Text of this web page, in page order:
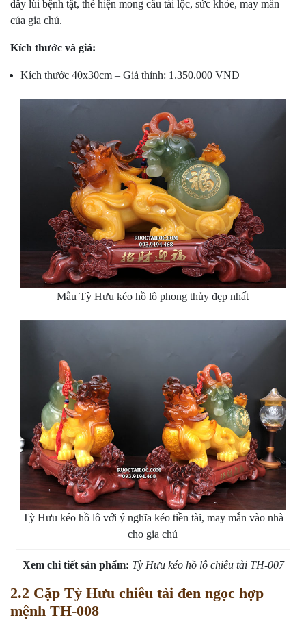
đẩy lùi bệnh tật, thể hiện mong cầu tài lộc, sức khỏe, may mắn
của gia chủ.
Kích thước và giá:
Kích thước 40x30cm – Giá thỉnh: 1.350.000 VNĐ
Mẫu Tỳ Hưu kéo hồ lô phong thủy đẹp nhất
Tỳ Hưu kéo hồ lô với ý nghĩa kéo tiền tài, may mắn vào nhà
cho gia chủ
Xem chi tiết sản phẩm: Tỳ Hưu kéo hồ lô chiêu tài TH-007
2.2 Cặp Tỳ Hưu chiêu tài đen ngọc hợp
mệnh TH-008